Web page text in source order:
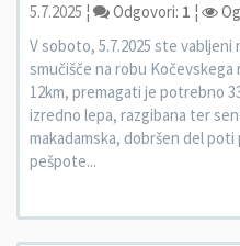
5.7.2025 ¦ Odgovori: 1 ¦
V soboto, 5.7.2025 ste
smučišče na robu
12km, premagati je potrebno
izredno lepa, razgibana ter
makadamska, dobršen del
pešpote...